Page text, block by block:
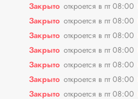
Закрыто откроется в пт 08:00
Закрыто откроется в пт 08:00
Закрыто откроется в пт 08:00
Закрыто откроется в пт 08:00
Закрыто откроется в пт 08:00
Закрыто откроется в пт 08:00
Закрыто откроется в пт 08:00